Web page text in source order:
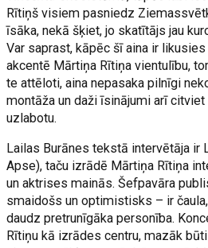
Rītiņš visiem pasniedz
īsāka, nekā šķiet, jo skatītājs jau
Var saprast, kāpēc šī aina ir
akcentē Mārtiņa Rītiņa vientulību,
te attēloti, aina nepasaka pilnīgi
montāža un daži īsinājumi arī
uzlabotu.
Lailas Burānes tekstā intervētāja ir
Apse), taču izrādē Mārtiņa Rītiņa
un aktrises mainās. Šefpavāra
smaidošs un optimistisks – ir
daudz pretrunīgāka personība.
Rītiņu kā izrādes centru, mazāk